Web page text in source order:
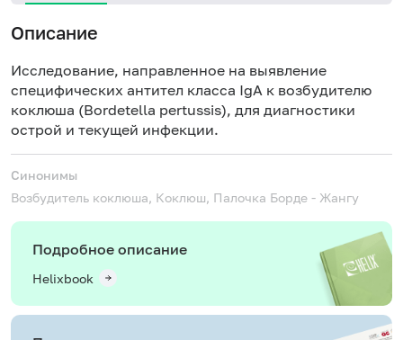
Описание
Исследование, направленное на выявление
специфических антител класса IgА к возбудителю
коклюша (Bordetella pertussis), для диагностики
острой и текущей инфекции.
Синонимы
Возбудитель коклюша, Коклюш, Палочка Борде - Жангу
Подробное описание
Helixbook